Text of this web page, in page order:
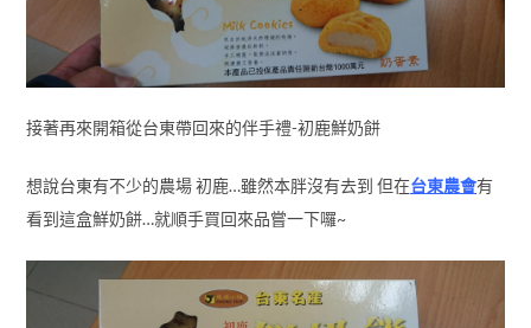
接著再來開箱從台東帶回來的伴手禮-初鹿鮮奶餅
想說台東有不少的農場 初鹿…雖然本胖沒有去到 但在台東農會有
看到這盒鮮奶餅…就順手買回來品嘗一下囉~